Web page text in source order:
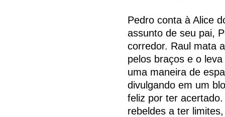
Pedro conta à Alice
assunto de seu pai,
corredor. Raul mata
pelos braços e o
uma maneira de
divulgando em um
feliz por ter
rebeldes a ter